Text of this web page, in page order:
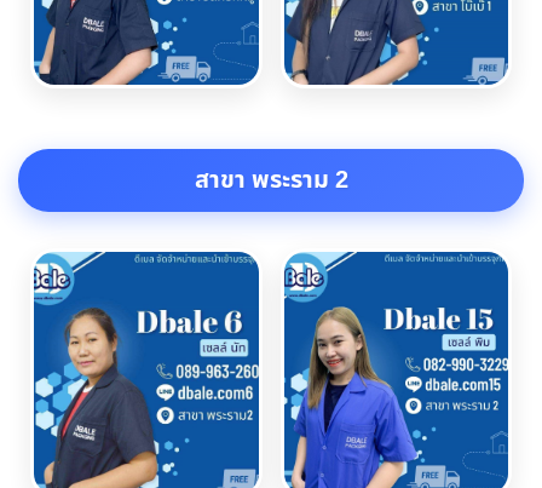
สาขา พระราม 2